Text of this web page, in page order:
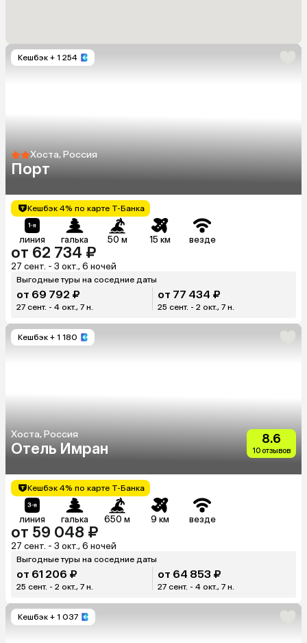
Кешбэк + 1 254
Хоста, Россия
Порт
Кешбэк 4% по карте Т-Банка
линия галька 50 м 15 км везде
от 62 734 ₽
27 сент. - 3 окт., 6 ночей
Выгодные туры на соседние даты
от 69 792 ₽
27 сент. - 4 окт., 7 н.
от 77 434 ₽
25 сент. - 2 окт., 7 н.
Кешбэк + 1 180
Хоста, Россия
Отель Имран
8.6
10 отзывов
Кешбэк 4% по карте Т-Банка
линия галька 650 м 9 км везде
от 59 048 ₽
27 сент. - 3 окт., 6 ночей
Выгодные туры на соседние даты
от 61 206 ₽
25 сент. - 2 окт., 7 н.
от 64 853 ₽
27 сент. - 4 окт., 7 н.
Кешбэк + 1 037